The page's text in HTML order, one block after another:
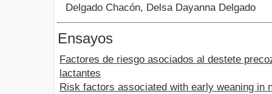
Delgado Chacón, Delsa Dayanna Delgado
Ensayos
Factores de riesgo asociados al destete
lactantes
Risk factors associated with early weaning in